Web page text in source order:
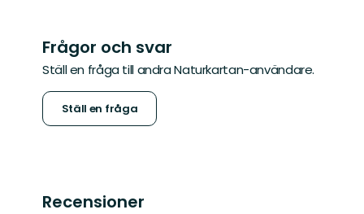
Frågor och svar
Ställ en fråga till andra Naturkartan-användare.
Ställ en fråga
Recensioner